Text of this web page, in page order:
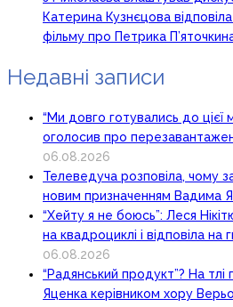
Катерина Кузнєцова
фільму про Петрика
Недавні записи
“Ми довго готувались до цієї
оголосив про
06.08.2026
Телеведуча розповіла, чому
новим призначенням Вадима
“Хейту я не боюсь”: Леся
на квадроциклі і відповіла на
06.08.2026
“Радянський продукт”? На
Яценка керівником хору